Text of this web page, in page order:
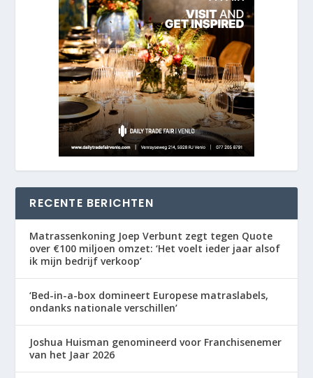
RECENTE BERICHTEN
Matrassenkoning Joep Verbunt zegt tegen Quote
over €100 miljoen omzet: ‘Het voelt ieder jaar alsof
ik mijn bedrijf verkoop’
‘Bed-in-a-box domineert Europese matraslabels,
ondanks nationale verschillen’
Joshua Huisman genomineerd voor Franchisenemer
van het Jaar 2026